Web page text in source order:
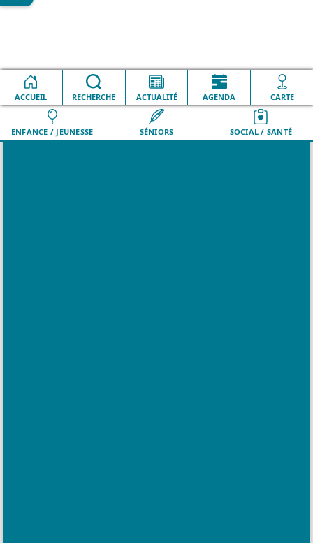
VILLE QUOTIDIEN LOISIRS DÉMARCHES
ENFANCE / JEUNESSE SÉNIORS SOCIAL / SANTÉ
ACCUEIL RECHERCHE ACTUALITÉ AGENDA CARTE
Accueil Événements Déchèterie mobile